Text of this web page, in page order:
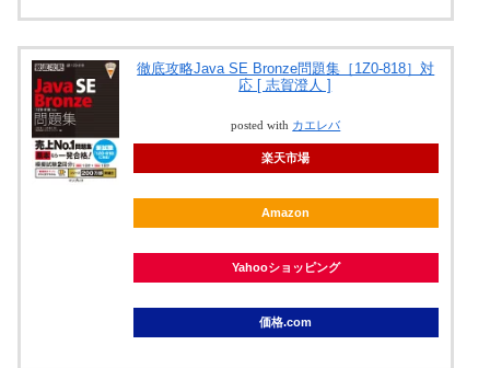
徹底攻略Java SE Bronze問題集［1Z0-818］対
応 [ 志賀澄人 ]
posted with カエレバ
楽天市場
Amazon
Yahooショッピング
価格.com